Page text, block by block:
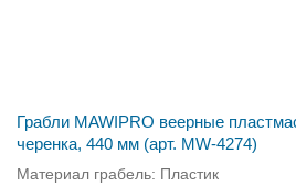
Грабли MAWIPRO веерные
черенка, 440 мм (арт. MW-4274)
Материал грабель: Пластик